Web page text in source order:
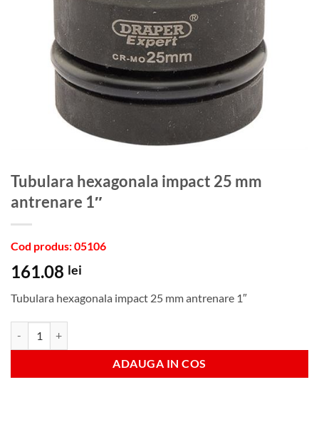
Tubulara hexagonala impact 25 mm
antrenare 1″
Cod produs: 05106
161.08 lei
Tubulara hexagonala impact 25 mm antrenare 1″
ADAUGA IN COS